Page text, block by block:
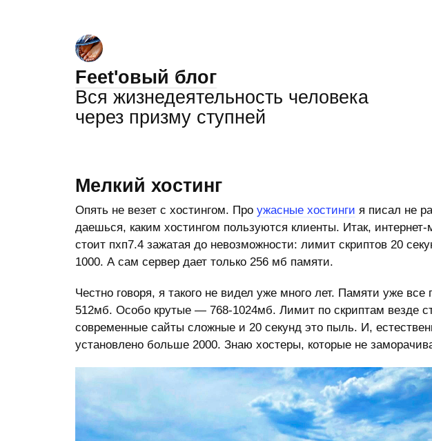
Feet'овый блог
Вся жизнедеятельность человека
через призму ступней
Мелкий хостинг
Опять не везет с хостингом. Про ужасные хостинги я писал не
даешься, каким хостингом пользуются клиенты. Итак, интернет-
стоит пхп7.4 зажатая до невозможности: лимит скриптов 20
1000. А сам сервер дает только 256 мб памяти.
Честно говоря, я такого не видел уже много лет. Памяти уже
512мб. Особо крутые — 768-1024мб. Лимит по скриптам везде
современные сайты сложные и 20 секунд это пыль. И,
установлено больше 2000. Знаю хостеры, которые не